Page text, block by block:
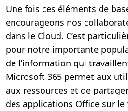
Une fois ces éléments de
encourageons nos
dans le Cloud. C’est
pour notre importante
de l’information qui
Microsoft 365 permet aux
aux ressources et de
des applications Office sur